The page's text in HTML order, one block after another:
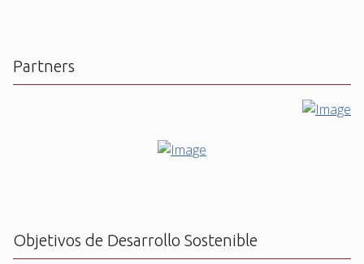
Partners
Objetivos de Desarrollo Sostenible